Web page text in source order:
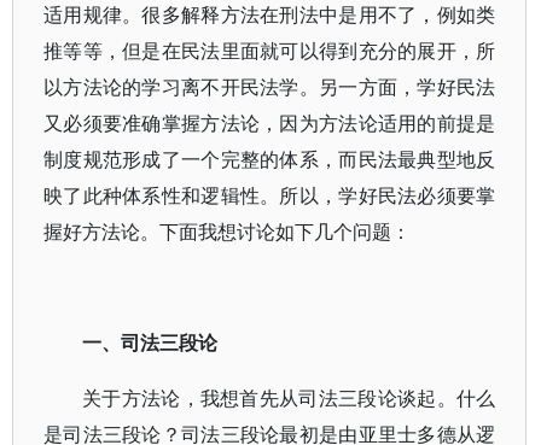
适用规律。很多解释方法在刑法中是用不了，例如类
推等等，但是在民法里面就可以得到充分的展开，所
以方法论的学习离不开民法学。另一方面，学好民法
又必须要准确掌握方法论，因为方法论适用的前提是
制度规范形成了一个完整的体系，而民法最典型地反
映了此种体系性和逻辑性。所以，学好民法必须要掌
握好方法论。下面我想讨论如下几个问题：
一、司法三段论
关于方法论，我想首先从司法三段论谈起。什么
是司法三段论？司法三段论最初是由亚里士多德从逻